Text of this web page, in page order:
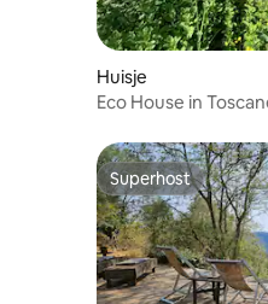
Huisje
Eco House in
Superhost
Superhost